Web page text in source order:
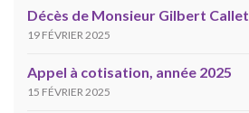
Décès de Monsieur Gilbert Callet
19 FÉVRIER 2025
Appel à cotisation, année 2025
15 FÉVRIER 2025